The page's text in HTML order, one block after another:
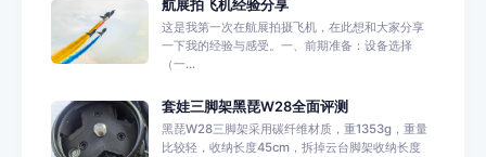
航展拍飞机经验分享
这是我第一次在航展拍摄飞机，在此想和大家分享
一下我的经验与感受。一、前期准备：设备选择
（一...
套娃三脚架黑琵W28全面评测
黑琵W28三脚架采用碳纤维材质，重1353g，重量
比较轻，收纳长度45cm，拆掉云台脚架收纳长度